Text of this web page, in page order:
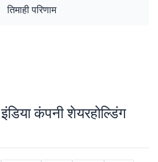
तिमाही परिणाम
कंपनी शेयरहोल्डिंग